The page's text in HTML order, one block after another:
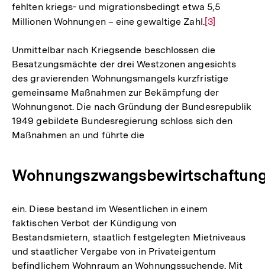
fehlten kriegs- und migrationsbedingt etwa 5,5
Millionen Wohnungen – eine gewaltige Zahl.Zur
der
Fußnote
[3]
Unmittelbar nach Kriegsende beschlossen die
Besatzungsmächte der drei Westzonen angesichts
des gravierenden Wohnungsmangels kurzfristige
gemeinsame Maßnahmen zur Bekämpfung der
Wohnungsnot. Die nach Gründung der Bundesrepublik
1949 gebildete Bundesregierung schloss sich den
Maßnahmen an und führte die
ein. Diese bestand im Wesentlichen in einem
faktischen Verbot der Kündigung von
Bestandsmietern, staatlich festgelegten Mietniveaus
und staatlicher Vergabe von in Privateigentum
befindlichem Wohnraum an Wohnungssuchende. Mit